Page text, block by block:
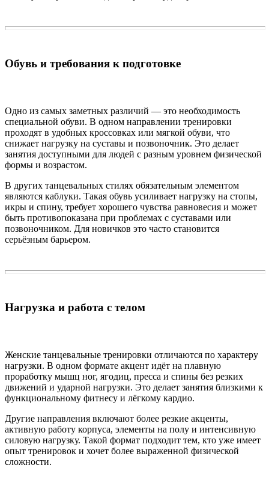
Обувь и требования к подготовке
Одно из самых заметных различий — это необходимость
специальной обуви. В одном направлении тренировки
проходят в удобных кроссовках или мягкой обуви, что
снижает нагрузку на суставы и позвоночник. Это делает
занятия доступными для людей с разным уровнем физической
формы и возрастом.
В других танцевальных стилях обязательным элементом
являются каблуки. Такая обувь усиливает нагрузку на стопы,
икры и спину, требует хорошего чувства равновесия и может
быть противопоказана при проблемах с суставами или
позвоночником. Для новичков это часто становится
серьёзным барьером.
Нагрузка и работа с телом
Женские танцевальные тренировки отличаются по характеру
нагрузки. В одном формате акцент идёт на плавную
проработку мышц ног, ягодиц, пресса и спины без резких
движений и ударной нагрузки. Это делает занятия близкими к
функциональному фитнесу и лёгкому кардио.
Другие направления включают более резкие акценты,
активную работу корпуса, элементы на полу и интенсивную
силовую нагрузку. Такой формат подходит тем, кто уже имеет
опыт тренировок и хочет более выраженной физической
сложности.